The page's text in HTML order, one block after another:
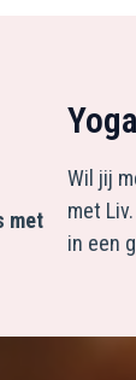
met
Wil jij
met
in een